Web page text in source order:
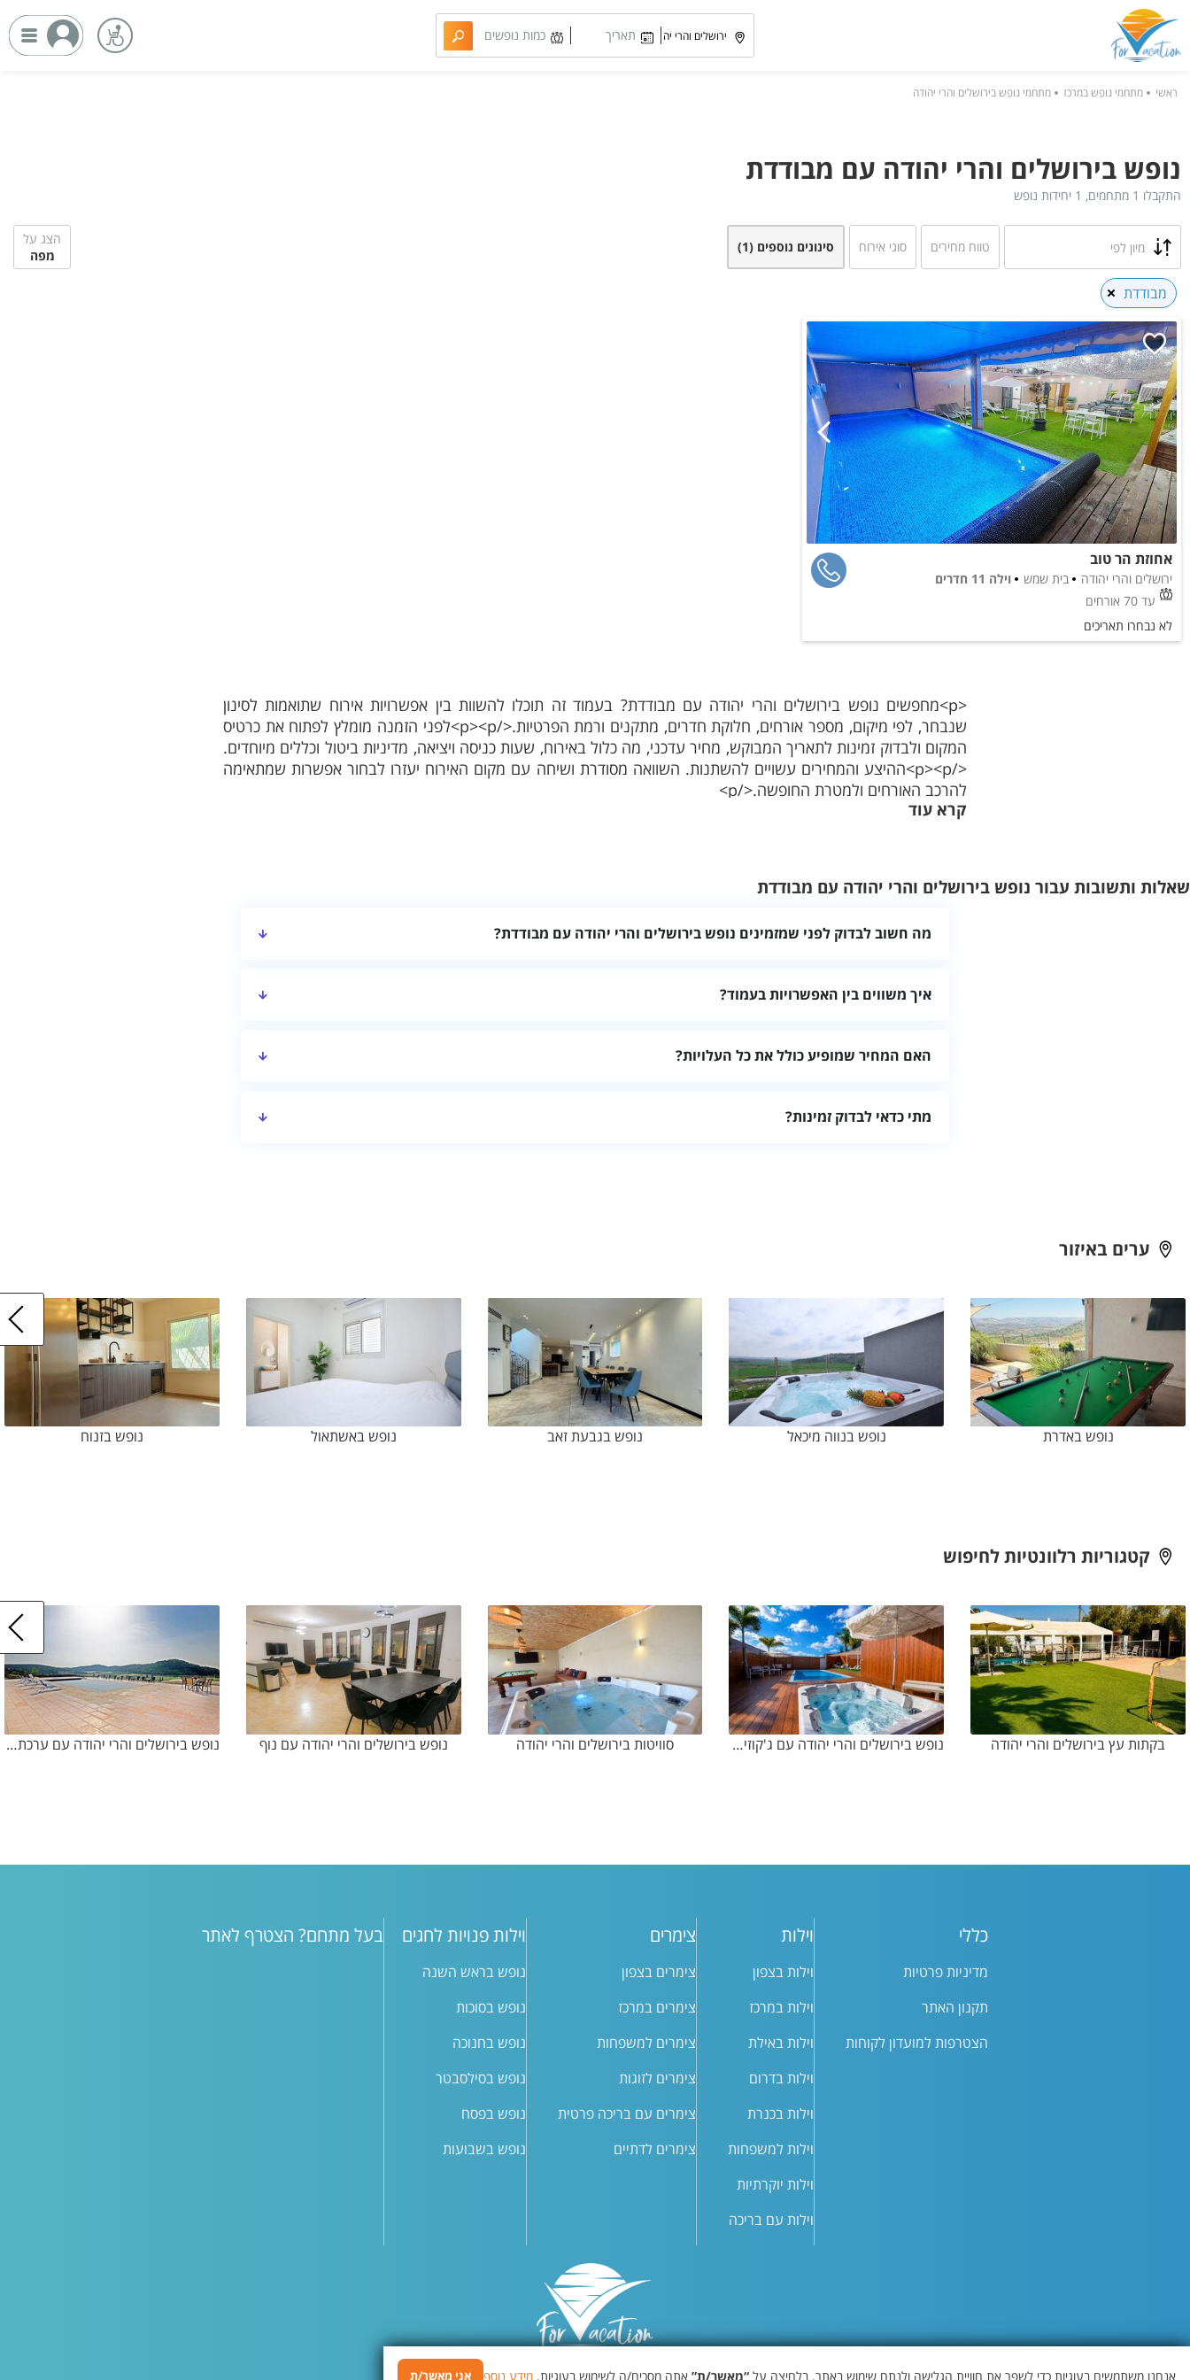
אנחנו משתמשים בעוגיות כדי לשפר את חוויית הגלישה ולנתח שימוש באתר. בלחיצה על “מאשר/ת” אתה מסכים/ה לשימוש בעוגיות. מידע נוסף אני מאשר/ת
ראשי מתחמי נופש במרכז מתחמי נופש בירושלים והרי יהודה
נופש בירושלים והרי יהודה עם מבודדת
התקבלו 1 מתחמים, 1 יחידות נופש
תאריך כמות נופשים
מיון לפי
הצג על
מפה
טווח מחירים סוגי אירוח סינונים נוספים (1)
מבודדת
אחוזת הר טוב
ירושלים והרי יהודה בית שמש
וילה 11 חדרים
עד 70 אורחים
לא נבחרו תאריכים
קרא עוד
<p>מחפשים נופש בירושלים והרי יהודה עם מבודדת? בעמוד זה תוכלו להשוות בין אפשרויות אירוח שתואמות לסינון
שנבחר, לפי מיקום, מספר אורחים, חלוקת חדרים, מתקנים ורמת הפרטיות.</p><p>לפני הזמנה מומלץ לפתוח את כרטיס
המקום ולבדוק זמינות לתאריך המבוקש, מחיר עדכני, מה כלול באירוח, שעות כניסה ויציאה, מדיניות ביטול וכללים מיוחדים.
</p><p>ההיצע והמחירים עשויים להשתנות. השוואה מסודרת ושיחה עם מקום האירוח יעזרו לבחור אפשרות שמתאימה
להרכב האורחים ולמטרת החופשה.</p>
שאלות ותשובות עבור נופש בירושלים והרי יהודה עם מבודדת
מה חשוב לבדוק לפני שמזמינים נופש בירושלים והרי יהודה עם מבודדת?
איך משווים בין האפשרויות בעמוד?
האם המחיר שמופיע כולל את כל העלויות?
מיוחדים.
מתי כדאי לבדוק זמינות?
ערים באיזור
נופש באדרת נופש בנווה מיכאל נופש בגבעת זאב נופש באשתאול נופש בזנוח
קטגוריות רלוונטיות לחיפוש
בקתות עץ בירושלים והרי יהודה נופש בירושלים והרי יהודה עם ג'קוזי ספא מחומם סוויטות בירושלים והרי יהודה נופש בירושלים והרי יהודה עם נוף נופש בירושלים והרי יהודה עם ערכת קריוקי
כללי
מדיניות פרטיות
תקנון האתר
הצטרפות למועדון לקוחות
וילות
וילות בצפון
וילות במרכז
וילות באילת
וילות בדרום
וילות בכנרת
וילות למשפחות
וילות יוקרתיות
וילות עם בריכה
צימרים
צימרים בצפון
צימרים במרכז
צימרים למשפחות
צימרים לזוגות
צימרים עם בריכה פרטית
צימרים לדתיים
וילות פנויות לחגים
נופש בראש השנה
נופש בסוכות
נופש בחנוכה
נופש בסילסבטר
נופש בפסח
נופש בשבועות
בעל מתחם? הצטרף לאתר